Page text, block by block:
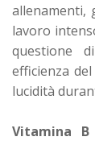
allenamenti,
lavoro
questione
efficienza
lucidità
Vitamina B